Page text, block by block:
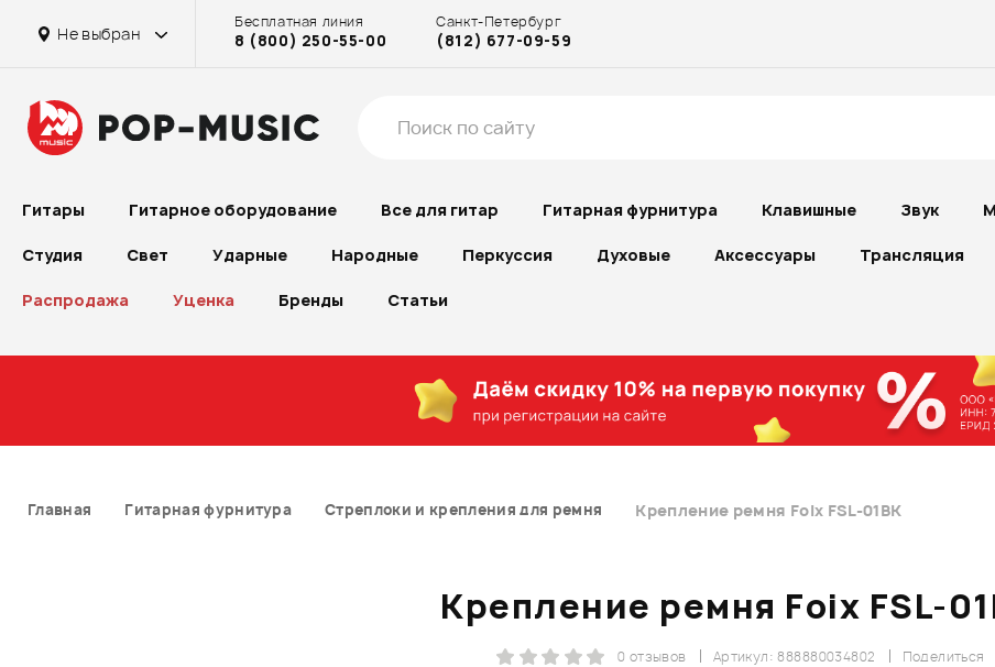
Не выбран
Бесплатная линия
8 (800) 250-55-00
Санкт-Петербург
(812) 677-09-59
Гитары Гитарное оборудование Все для гитар Гитарная фурнитура Клавишные Звук
Студия Свет Ударные Народные Перкуссия Духовые Аксессуары Трансляция
Распродажа Уценка Бренды Статьи
Главная Гитарная фурнитура Стреплоки и крепления для ремня Крепление ремня Foix FSL-01BK
Крепление ремня Foix FSL-
Поделиться
Артикул: 888880034802
0 отзывов